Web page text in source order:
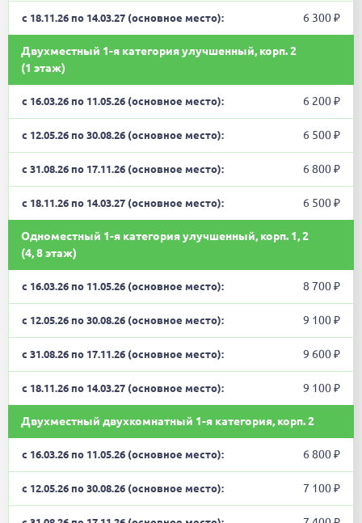
6 300 ₽
Двухместный 1-я категория улучшенный, корп. 2
(1 этаж)
6 200 ₽
6 500 ₽
6 800 ₽
6 500 ₽
Одноместный 1-я категория улучшенный, корп. 1, 2
(4, 8 этаж)
8 700 ₽
9 100 ₽
9 600 ₽
9 100 ₽
Двухместный двухкомнатный 1-я категория, корп. 2
6 800 ₽
7 100 ₽